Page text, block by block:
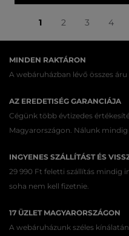
1 2 3 4
MINDEN RAKTÁRON
A webáruházban lévő összes
AZ EREDETISÉG GARANCIÁJA
Cégünk több évtizedes
Magyarországon. Nálunk
INGYENES SZÁLLÍTÁST ÉS
29 990 Ft feletti szállítás mindig
soha nem kell fizetnie.
17 ÜZLET MAGYARORSZÁGON
A webáruházunk széles